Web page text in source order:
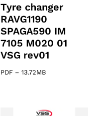
Tyre changer
RAVG1190
SPAGA590 IM
7105 M020 01
VSG rev01
PDF – 13.72MB